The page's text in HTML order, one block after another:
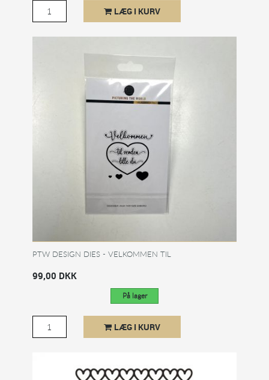
LÆG I KURV
PTW DESIGN DIES - VELKOMMEN TIL
99,00 DKK
På lager
LÆG I KURV